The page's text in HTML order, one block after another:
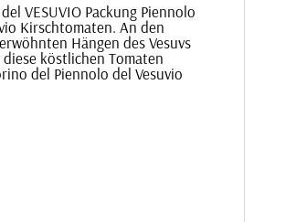
VESUVIO Packung Piennolo
Kirschtomaten. An den
Hängen des Vesuvs
diese köstlichen Tomaten
del Piennolo del Vesuvio